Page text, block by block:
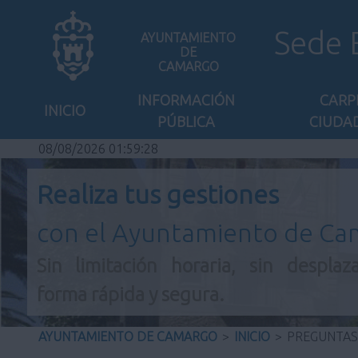
AYUNTAMIENTO
DE
CAMARGO
Sede
INICIO
INFORMACIÓN
PÚBLICA
08/08/2026 01:59:29
Realiza tus gestiones
con el Ayuntamiento de
AYUNTAMIENTO DE CAMARGO > INICIO >